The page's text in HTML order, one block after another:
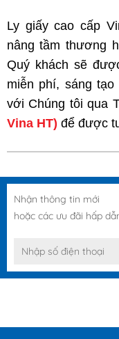
Ly giấy cao cấp
nâng tầm thương
Quý khách sẽ
miễn phí, sáng
với Chúng tôi qua
Vina HT) để được
Nhận thông tin mới
hoặc các ưu đãi hấp